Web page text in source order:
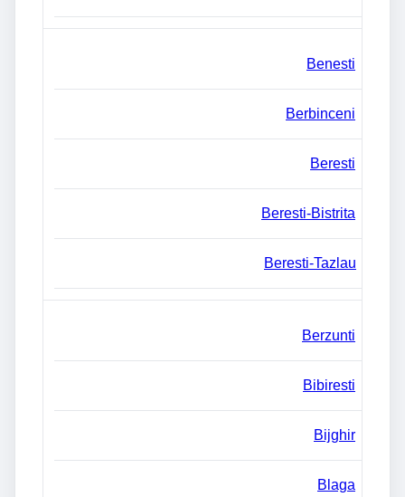
Benesti
Berbinceni
Beresti
Beresti-Bistrita
Beresti-Tazlau
Berzunti
Bibiresti
Bijghir
Blaga